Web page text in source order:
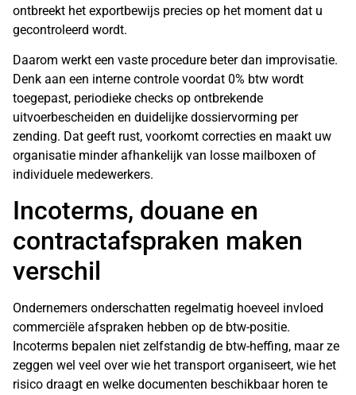
ontbreekt het exportbewijs precies op het moment dat u
gecontroleerd wordt.
Daarom werkt een vaste procedure beter dan improvisatie.
Denk aan een interne controle voordat 0% btw wordt
toegepast, periodieke checks op ontbrekende
uitvoerbescheiden en duidelijke dossiervorming per
zending. Dat geeft rust, voorkomt correcties en maakt uw
organisatie minder afhankelijk van losse mailboxen of
individuele medewerkers.
Incoterms, douane en
contractafspraken maken
verschil
Ondernemers onderschatten regelmatig hoeveel invloed
commerciële afspraken hebben op de btw-positie.
Incoterms bepalen niet zelfstandig de btw-heffing, maar ze
zeggen wel veel over wie het transport organiseert, wie het
risico draagt en welke documenten beschikbaar horen te